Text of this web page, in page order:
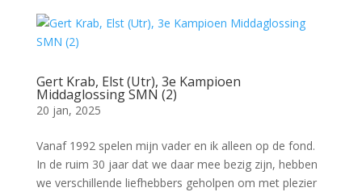
Gert Krab, Elst (Utr), 3e Kampioen
Middaglossing SMN (2)
20 jan, 2025
Vanaf 1992 spelen mijn vader en ik alleen op de fond.
In de ruim 30 jaar dat we daar mee bezig zijn, hebben
we verschillende liefhebbers geholpen om met plezier